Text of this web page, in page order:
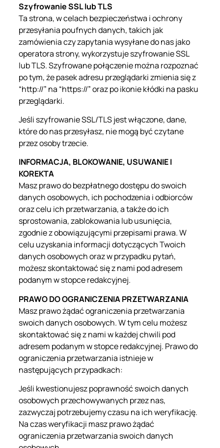
Szyfrowanie SSL lub TLS
Ta strona, w celach bezpieczeństwa i ochrony
przesyłania poufnych danych, takich jak
zamówienia czy zapytania wysyłane do nas jako
operatora strony, wykorzystuje szyfrowanie SSL
lub TLS. Szyfrowane połączenie można rozpoznać
po tym, że pasek adresu przeglądarki zmienia się z
“http://” na “https://” oraz po ikonie kłódki na pasku
przeglądarki.
Jeśli szyfrowanie SSL/TLS jest włączone, dane,
które do nas przesyłasz, nie mogą być czytane
przez osoby trzecie.
INFORMACJA, BLOKOWANIE, USUWANIE I
KOREKTA
Masz prawo do bezpłatnego dostępu do swoich
danych osobowych, ich pochodzenia i odbiorców
oraz celu ich przetwarzania, a także do ich
sprostowania, zablokowania lub usunięcia,
zgodnie z obowiązującymi przepisami prawa. W
celu uzyskania informacji dotyczących Twoich
danych osobowych oraz w przypadku pytań,
możesz skontaktować się z nami pod adresem
podanym w stopce redakcyjnej.
PRAWO DO OGRANICZENIA PRZETWARZANIA
Masz prawo żądać ograniczenia przetwarzania
swoich danych osobowych. W tym celu możesz
skontaktować się z nami w każdej chwili pod
adresem podanym w stopce redakcyjnej. Prawo do
ograniczenia przetwarzania istnieje w
następujących przypadkach:
Jeśli kwestionujesz poprawność swoich danych
osobowych przechowywanych przez nas,
zazwyczaj potrzebujemy czasu na ich weryfikację.
Na czas weryfikacji masz prawo żądać
ograniczenia przetwarzania swoich danych